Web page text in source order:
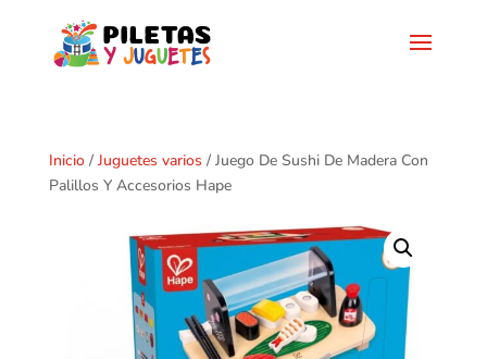
Inicio/ Juguetes varios / Juego De Sushi De Madera Con
Palillos Y Accesorios Hape